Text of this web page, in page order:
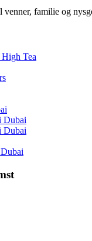
venner, familie og
Tea
Dubai
Dubai